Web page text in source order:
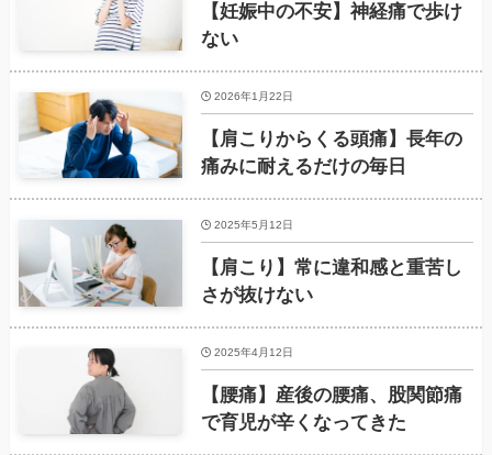
【妊娠中の不安】神経痛で歩け
ない
【肩こりからくる頭痛】長年の
痛みに耐えるだけの毎日
2026年1月22日
【肩こり】常に違和感と重苦し
さが抜けない
2025年5月12日
【腰痛】産後の腰痛、股関節痛
で育児が辛くなってきた
2025年4月12日